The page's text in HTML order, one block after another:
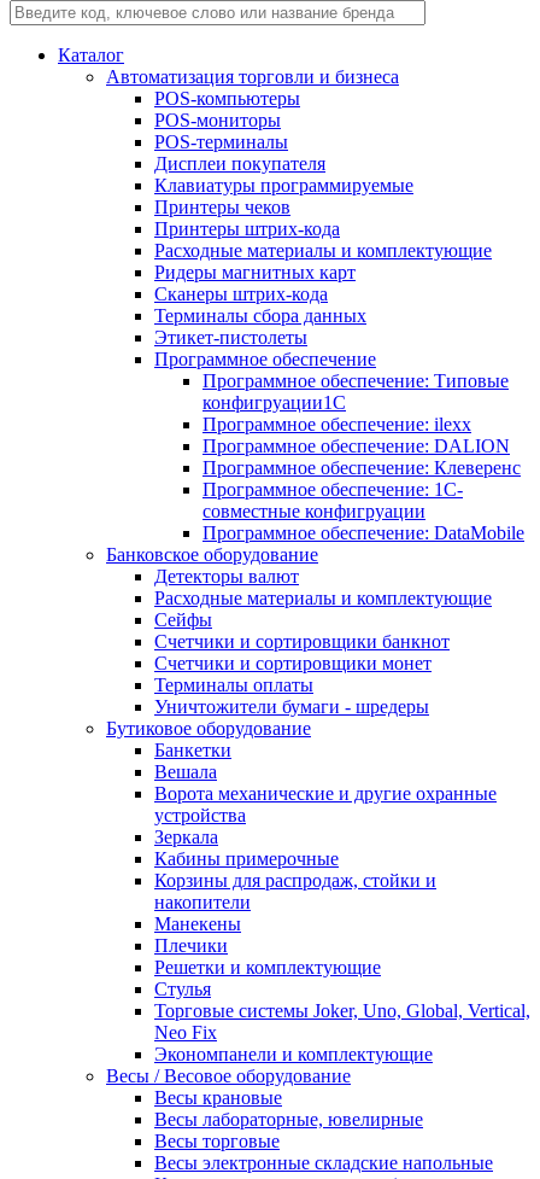
Каталог
Автоматизация торговли и бизнеса
POS-компьютеры
POS-мониторы
POS-терминалы
Дисплеи покупателя
Клавиатуры программируемые
Принтеры чеков
Принтеры штрих-кода
Расходные материалы и комплектующие
Ридеры магнитных карт
Сканеры штрих-кода
Терминалы сбора данных
Этикет-пистолеты
Программное обеспечение
Программное обеспечение: Типовые
конфигруации1С
Программное обеспечение: ilexx
Программное обеспечение: DALION
Программное обеспечение: Клеверенс
Программное обеспечение: 1С-
совместные конфигруации
Программное обеспечение: DataMobile
Банковское оборудование
Детекторы валют
Расходные материалы и комплектующие
Сейфы
Счетчики и сортировщики банкнот
Счетчики и сортировщики монет
Терминалы оплаты
Уничтожители бумаги - шредеры
Бутиковое оборудование
Банкетки
Вешала
Ворота механические и другие охранные
устройства
Зеркала
Кабины примерочные
Корзины для распродаж, стойки и
накопители
Манекены
Плечики
Решетки и комплектующие
Стулья
Торговые системы Joker, Uno, Global, Vertical,
Neo Fix
Экономпанели и комплектующие
Весы / Весовое оборудование
Весы крановые
Весы лабораторные, ювелирные
Весы торговые
Весы электронные складские напольные